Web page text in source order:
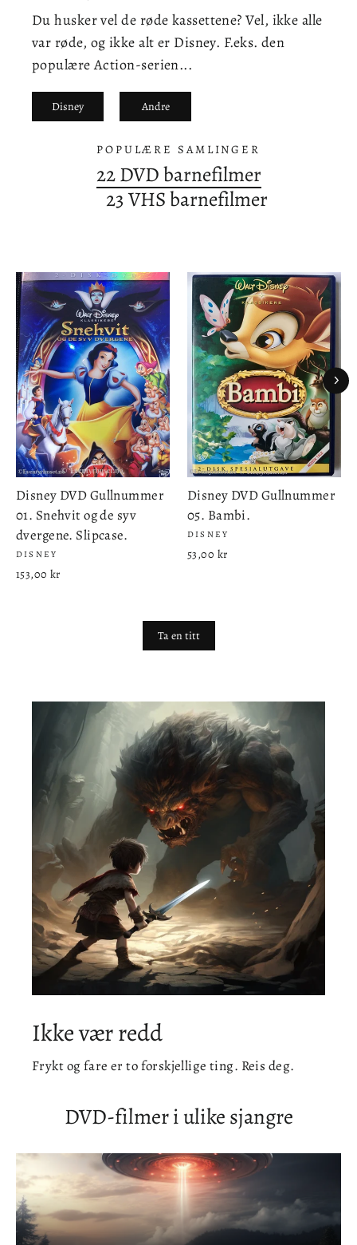
Du husker vel de røde kassettene? Vel, ikke alle
var røde, og ikke alt er Disney. F.eks. den
populære Action-serien...
Disney Andre
POPULÆRE SAMLINGER
22 DVD barnefilmer
23 VHS barnefilmer
Disney DVD Gullnummer
01. Snehvit og de syv
dvergene. Slipcase.
DISNEY
153,00 kr
Disney DVD Gullnummer
05. Bambi.
DISNEY
53,00 kr
Ta en titt
Ikke vær redd
Frykt og fare er to forskjellige ting. Reis deg.
DVD-filmer i ulike sjangre